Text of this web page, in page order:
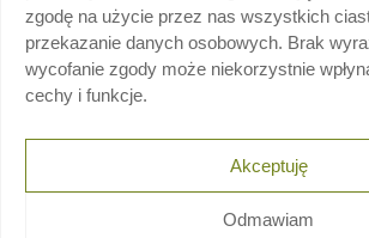
zgodę na użycie przez nas wszystkich
przekazanie danych osobowych. Brak
wycofanie zgody może niekorzystnie
cechy i funkcje.
Akceptuję
Odmawiam
skontaktuj się z nami